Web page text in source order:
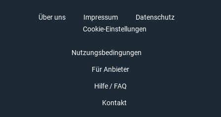
Über uns Impressum
Datenschutz
Cookie-Einstellungen
Nutzungsbedingungen
Für Anbieter
Hilfe / FAQ
Kontakt